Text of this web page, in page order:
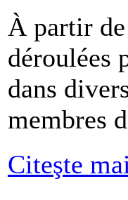
À partir de
déroulées
dans
membres
Citeşte